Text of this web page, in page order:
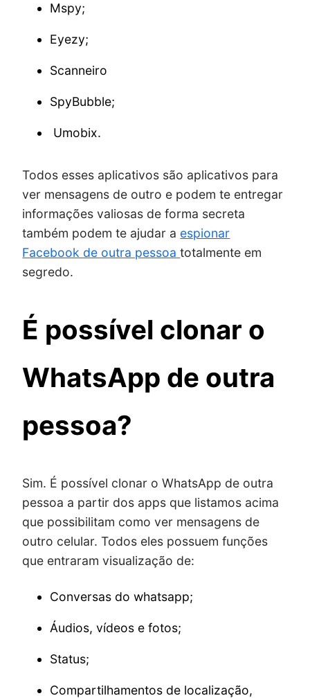
Mspy;
Eyezy;
Scanneiro
SpyBubble;
Umobix.
Todos esses aplicativos são aplicativos para
ver mensagens de outro e podem te entregar
informações valiosas de forma secreta
também podem te ajudar a espionar
Facebook de outra pessoatotalmente em
segredo.
É possível clonar o
WhatsApp de outra
pessoa?
Sim. É possível clonar o WhatsApp de outra
pessoa a partir dos apps que listamos acima
que possibilitam como ver mensagens de
outro celular. Todos eles possuem funções
que entraram visualização de:
Conversas do whatsapp;
Áudios, vídeos e fotos;
Status;
Compartilhamentos de localização,